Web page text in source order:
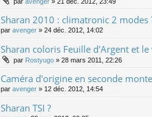
Sharan 2010 : climatronic 2 modes
par avenger » 24 déc. 2012, 14:02
Sharan coloris Feuille d'Argent et le
par Rostyugo » 28 mars 2011, 22:26
Caméra d'origine en seconde monte
par avenger » 12 déc. 2012, 14:54
Sharan TSI ?